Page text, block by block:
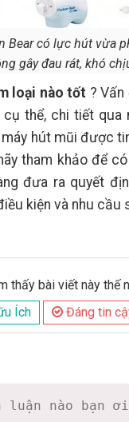
Bear có lực hút vừa
gây đau rát, khó
loại nào tốt ?
thể, chi tiết qua
hút mũi được
tham khảo để
đưa ra quyết
kiện và nhu cầu
thấy bài viết này thế
Ích
Đáng tin